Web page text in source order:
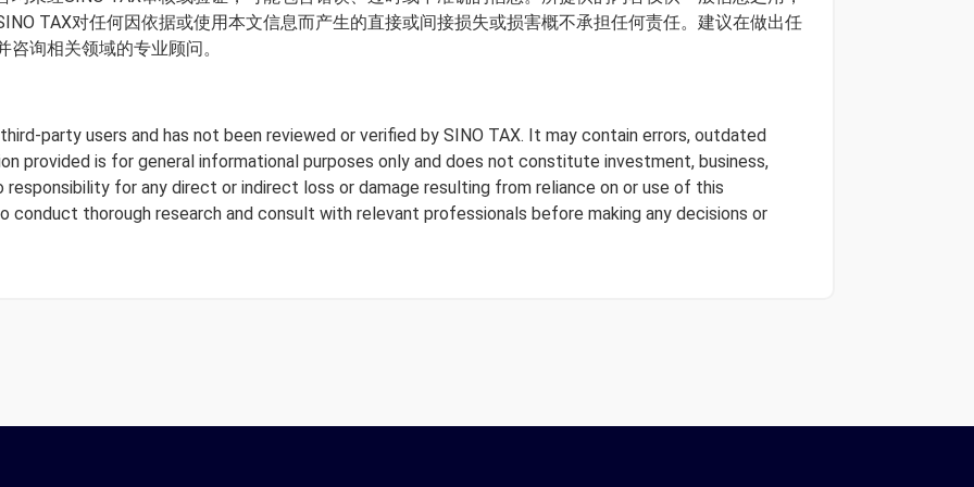
TAX对任何因依据或使用本文信息而产生的直接或间接损失或损害概不承担任何责任。建议在做出任
询相关领域的专业顾问。
party users and has not been reviewed or verified by SINO TAX. It may contain errors, outdated
provided is for general informational purposes only and does not constitute investment, business,
responsibility for any direct or indirect loss or damage resulting from reliance on or use of this
thorough research and consult with relevant professionals before making any decisions or